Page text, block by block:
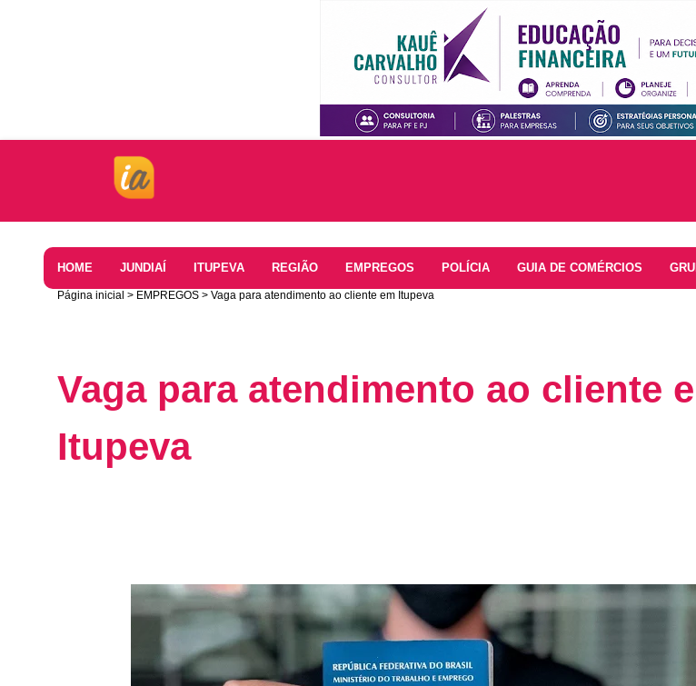
HOME JUNDIAÍ ITUPEVA REGIÃO EMPREGOS POLÍCIA GUIA DE COMÉRCIOS
Página inicial EMPREGOS Vaga para atendimento ao cliente em Itupeva
Vaga para atendimento ao cliente
Itupeva